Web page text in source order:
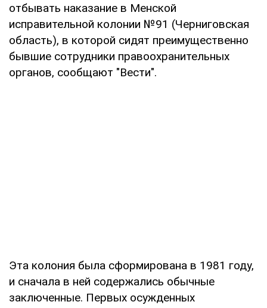
отбывать наказание в Менской
исправительной колонии №91 (Черниговская
область), в которой сидят преимущественно
бывшие сотрудники правоохранительных
органов, сообщают "Вести".
Эта колония была сформирована в 1981 году,
и сначала в ней содержались обычные
заключенные. Первых осужденных